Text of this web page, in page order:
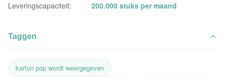
Leveringscapaciteit: 200.000 stuks per maand
Taggen
karton pop wordt weergegeven